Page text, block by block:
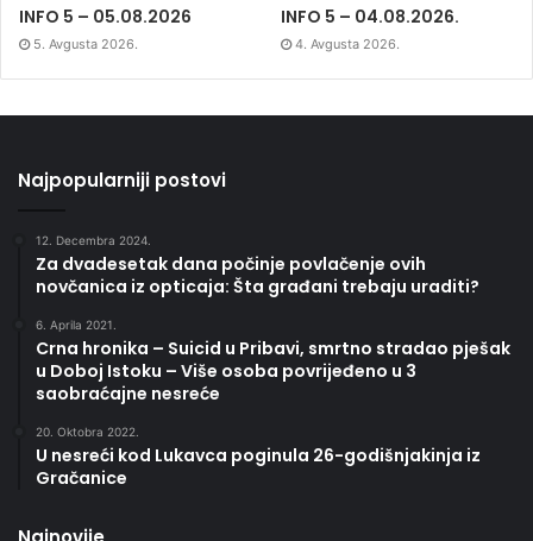
INFO 5 – 05.08.2026
5. Avgusta 2026.
INFO 5 – 04.08.2026.
4. Avgusta 2026.
Najpopularniji postovi
12. Decembra 2024.
Za dvadesetak dana počinje povlačenje ovih
novčanica iz opticaja: Šta građani trebaju uraditi?
6. Aprila 2021.
Crna hronika – Suicid u Pribavi, smrtno stradao pješak
u Doboj Istoku – Više osoba povrijeđeno u 3
saobraćajne nesreće
20. Oktobra 2022.
U nesreći kod Lukavca poginula 26-godišnjakinja iz
Gračanice